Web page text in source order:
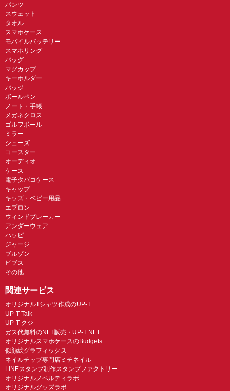
パンツ
スウェット
タオル
スマホケース
モバイルバッテリー
スマホリング
バッグ
マグカップ
キーホルダー
バッジ
ボールペン
ノート・手帳
メガネクロス
ゴルフボール
ミラー
シューズ
コースター
オーディオ
ケース
電子タバコケース
キャップ
キッズ・ベビー用品
エプロン
ウィンドブレーカー
アンダーウェア
ハッピ
ジャージ
ブルゾン
ビブス
その他
関連サービス
オリジナルTシャツ作成のUP-T
UP-T Talk
UP-T クジ
ガス代無料のNFT販売・UP-T NFT
オリジナルスマホケースのBudgets
似顔絵グラフィックス
ネイルチップ専門店ミチネイル
LINEスタンプ制作スタンプファクトリー
オリジナルノベルティラボ
オリジナルグッズラボ